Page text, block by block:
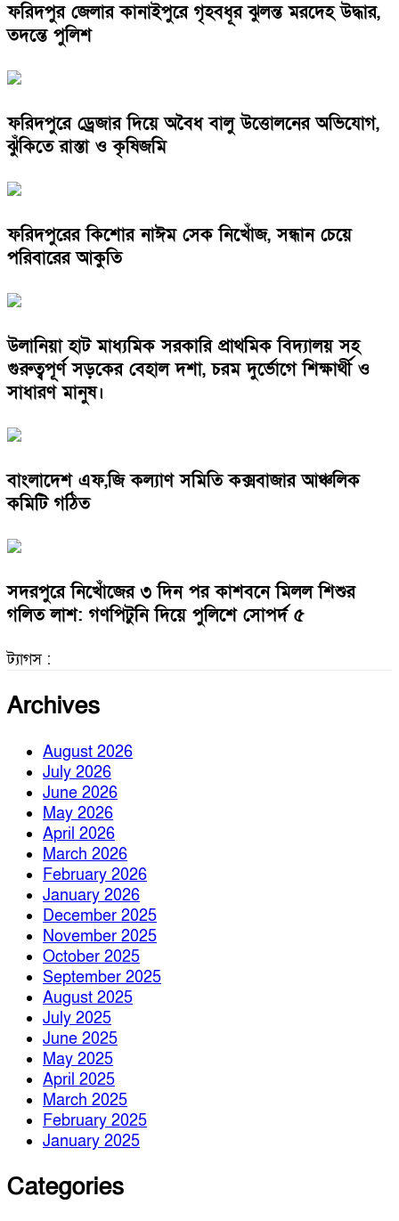
ফরিদপুর জেলার কানাইপুরে গৃহবধূর ঝুলন্ত মরদেহ উদ্ধার,
তদন্তে পুলিশ
ফরিদপুরে ড্রেজার দিয়ে অবৈধ বালু উত্তোলনের অভিযোগ,
ঝুঁকিতে রাস্তা ও কৃষিজমি
ফরিদপুরের কিশোর নাঈম সেক নিখোঁজ, সন্ধান চেয়ে
পরিবারের আকুতি
উলানিয়া হাট মাধ্যমিক সরকারি প্রাথমিক বিদ্যালয় সহ
গুরুত্বপূর্ণ সড়কের বেহাল দশা, চরম দুর্ভোগে শিক্ষার্থী ও
সাধারণ মানুষ।
বাংলাদেশ এফ,জি কল্যাণ সমিতি কক্সবাজার আঞ্চলিক
কমিটি গঠিত
সদরপুরে নিখোঁজের ৩ দিন পর কাশবনে মিলল শিশুর
গলিত লাশ: গণপিটুনি দিয়ে পুলিশে সোপর্দ ৫
ট্যাগস :
Archives
August 2026
July 2026
June 2026
May 2026
April 2026
March 2026
February 2026
January 2026
December 2025
November 2025
October 2025
September 2025
August 2025
July 2025
June 2025
May 2025
April 2025
March 2025
February 2025
January 2025
Categories